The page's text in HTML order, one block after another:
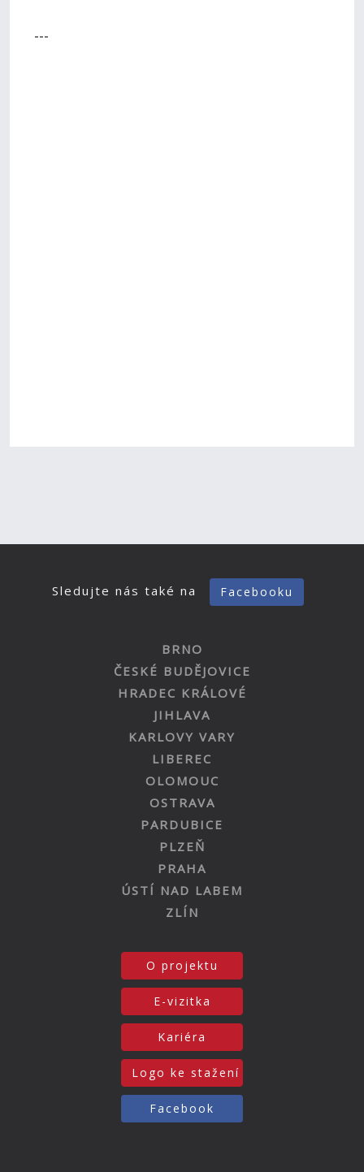
---
Sledujte nás také na Facebooku
BRNO
ČESKÉ BUDĚJOVICE
HRADEC KRÁLOVÉ
JIHLAVA
KARLOVY VARY
LIBEREC
OLOMOUC
OSTRAVA
PARDUBICE
PLZEŇ
PRAHA
ÚSTÍ NAD LABEM
ZLÍN
O projektu
E-vizitka
Kariéra
Logo ke stažení
Facebook